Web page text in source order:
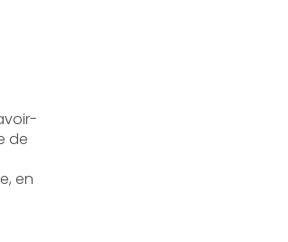
de
en